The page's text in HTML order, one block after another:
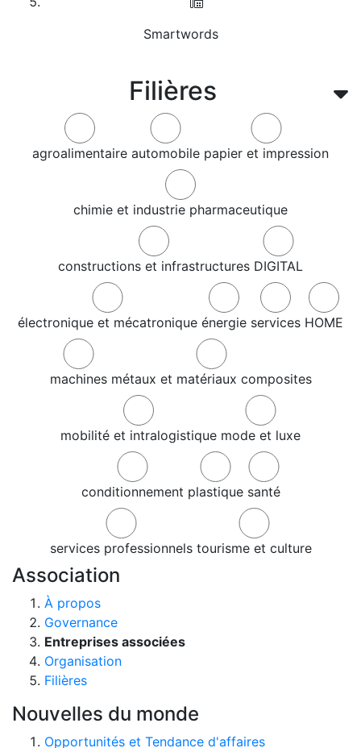
Filières
agroalimentaire automobile papier et impression
chimie et industrie pharmaceutique
constructions et infrastructures DIGITAL
électronique et mécatronique énergie services HOME
machines métaux et matériaux composites
mobilité et intralogistique mode et luxe
conditionnement plastique santé
services professionnels tourisme et culture
Smartwords
Association
À propos
Governance
Entreprises associées
Organisation
Filières
Nouvelles du monde
Opportunités et Tendance d'affaires